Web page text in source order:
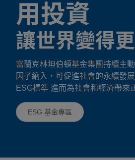
用投資
讓世界變得
富蘭克林坦伯頓基金集團持續主
因子納入，可促進社會的永續發
ESG標準 進而為社會和經濟帶來
ESG 基金專區